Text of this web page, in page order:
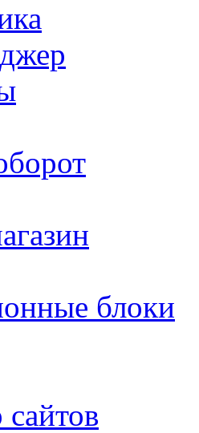
блоки